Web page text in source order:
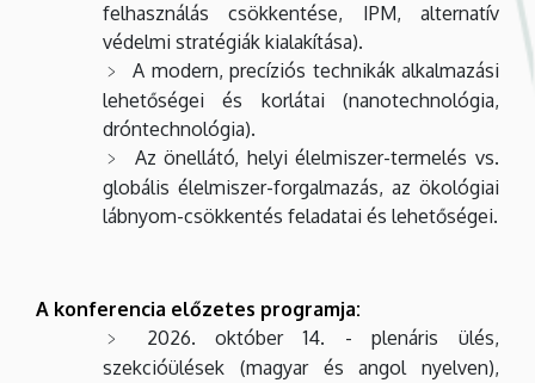
felhasználás csökkentése, IPM, alternatív
védelmi stratégiák kialakítása).
A modern, precíziós technikák alkalmazási
lehetőségei és korlátai (nanotechnológia,
dróntechnológia).
Az önellátó, helyi élelmiszer-termelés vs.
globális élelmiszer-forgalmazás, az ökológiai
lábnyom-csökkentés feladatai és lehetőségei.
A konferencia előzetes programja:
2026. október 14. - plenáris ülés,
szekcióülések (magyar és angol nyelven),